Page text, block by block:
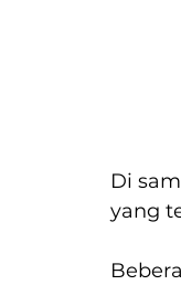
Di
yang